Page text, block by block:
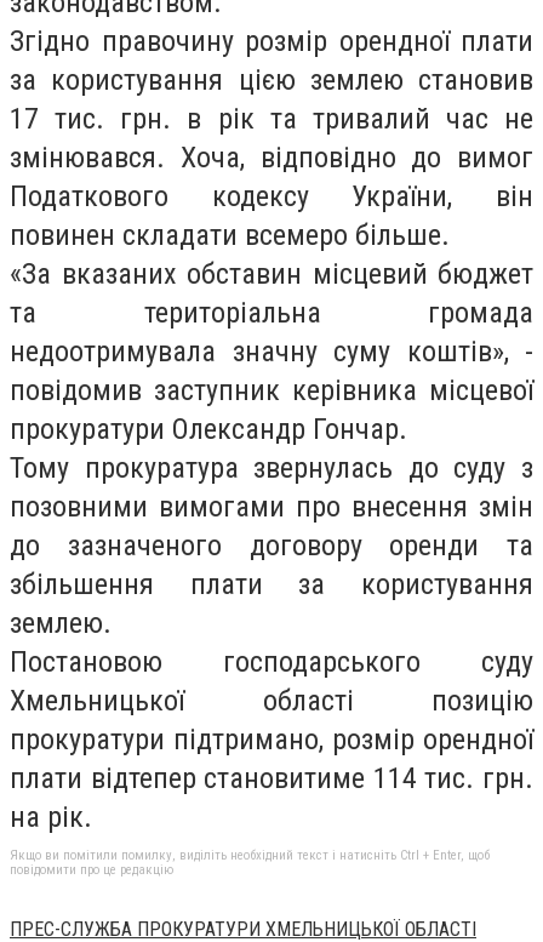
Згідно правочину розмір орендної плати
за користування цією землею становив
17 тис. грн. в рік та тривалий час не
змінювався. Хоча, відповідно до вимог
Податкового кодексу України, він
повинен складати всемеро більше.
«За вказаних обставин місцевий бюджет
та територіальна громада
недоотримувала значну суму коштів», -
повідомив заступник керівника місцевої
прокуратури Олександр Гончар.
Тому прокуратура звернулась до суду з
позовними вимогами про внесення змін
до зазначеного договору оренди та
збільшення плати за користування
землею.
Постановою господарського суду
Хмельницької області позицію
прокуратури підтримано, розмір орендної
плати відтепер становитиме 114 тис. грн.
на рік.
Якщо ви помітили помилку, виділіть необхідний текст і натисніть Ctrl + Enter, щоб
повідомити про це редакцію
ПРЕС-СЛУЖБА ПРОКУРАТУРИ ХМЕЛЬНИЦЬКОЇ ОБЛАСТІ